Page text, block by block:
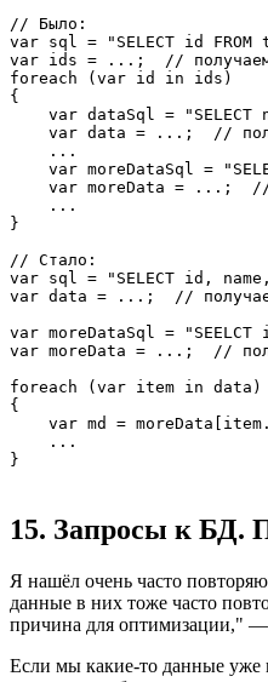
// Было:
var sql = "SELECT id
var ids = ...;  // получаем
foreach (var id in ids)
{
var dataSql = "SELECT
var data = ...;  //
    ...
var moreDataSql =
var moreData = ...;
    ...
}
// Стало:
var sql = "SELECT id,
var data = ...;  // получаем
var moreDataSql = "SEELCT
var moreData = ...;  //
foreach (var item in data)
{
var md =
    ...
}
15. Запросы к БД.
Я нашёл очень часто
данные в них тоже часто
причина для оптимизации,"
Если мы какие-то данные